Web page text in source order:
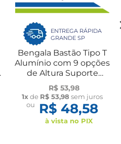
ENTREGA RÁPIDA
GRANDE SP
Bengala Bastão Tipo T
Alumínio com 9 opções
de Altura Suporte
Adulto Idoso Mobilidade
Dilepé
R$ 53,98
1xde R$ 53,98 sem juros
ou
R$ 48,58
à vista no PIX